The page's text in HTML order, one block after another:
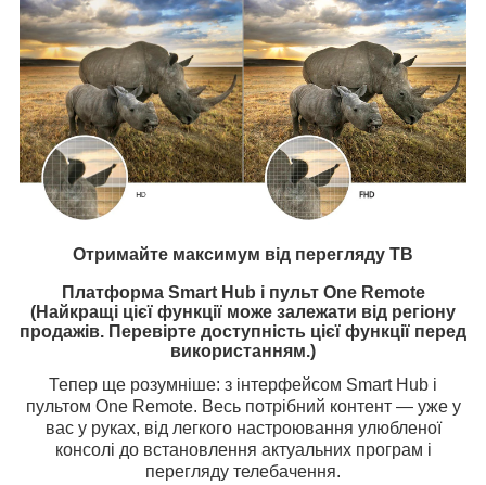
Отримайте максимум від перегляду ТВ
Платформа Smart Hub і пульт One Remote
(Найкращі цієї функції може залежати від регіону
продажів. Перевірте доступність цієї функції перед
використанням.)
Тепер ще розумніше: з інтерфейсом Smart Hub і
пультом One Remote. Весь потрібний контент — уже у
вас у руках, від легкого настроювання улюбленої
консолі до встановлення актуальних програм і
перегляду телебачення.